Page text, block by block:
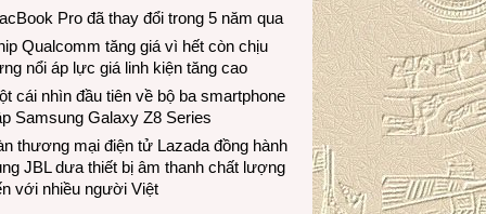
Pro đã thay đổi trong 5 năm qua
Qualcomm tăng giá vì hết còn chịu
nổi áp lực giá linh kiện tăng cao
cái nhìn đầu tiên về bộ ba smartphone
Samsung Galaxy Z8 Series
thương mại điện tử Lazada đồng hành
JBL dưa thiết bị âm thanh chất lượng
với nhiều người Việt